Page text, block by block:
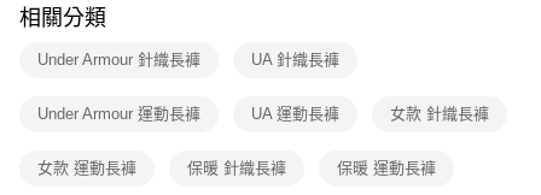
※ 交易是否成功請以「AFTEE先享後付 」之結帳頁面顯示為準，若有關於
是否繳費成功／繳費後需取消欲退款等相關疑問，請聯繫「AFTEE先享後付
客戶支援中心」https://netprotections.freshdesk.com/support/home
１．透過由恩沛科技股份有限公司提供之「AFTEE先享後付」服務完成之交
權轉讓予恩沛科技股份有限公司。
相關分類
Under Armour 針織長褲 UA 針織長褲
Under Armour 運動長褲 UA 運動長褲 女款 針織長褲
女款 運動長褲 保暖 針織長褲 保暖 運動長褲